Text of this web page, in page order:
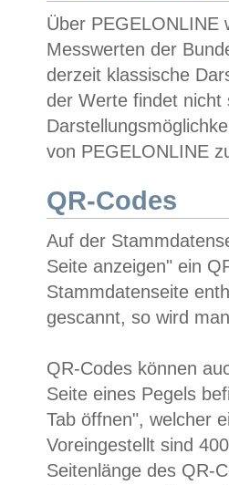
Über PEGELONLINE
Messwerten der
derzeit klassische
der Werte findet
von PEGELONLINE
QR-Codes
Auf der
Seite anzeigen" ein
Stammdatenseite
gescannt, so wird
QR-Codes können
Seite eines Pegels
Tab öffnen", welcher
Voreingestellt sind
Seitenlänge des QR-